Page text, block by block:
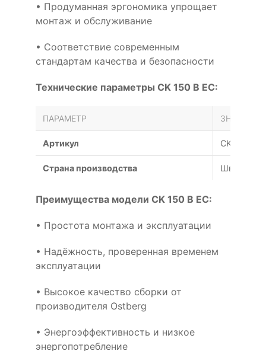
• Продуманная эргономика упрощает
монтаж и обслуживание
• Соответствие современным
стандартам качества и безопасности
Технические параметры CK 150 B EC:
ПАРАМЕТР ЗНАЧЕНИЕ
Артикул CK 150 B
Страна производства Швеция
Преимущества модели CK 150 B EC:
• Простота монтажа и эксплуатации
• Надёжность, проверенная временем
эксплуатации
• Высокое качество сборки от
производителя Ostberg
• Энергоэффективность и низкое
энергопотребление